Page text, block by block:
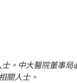
。中大醫院董事局
關人士。